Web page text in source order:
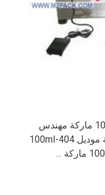
خطوط تعبئة الصلصة موديل 404-100ml ماركة مهندس
منسي مواصفات خطوط تعبئة الصلصة موديل 404-100ml